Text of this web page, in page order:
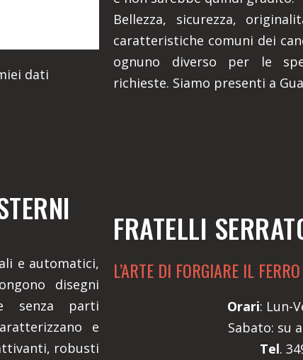
dati
Bellezza, sicurezza,
caratteristiche comuni dei
ognuno diverso per le
richieste. Siamo presenti a
e automatici,
disegni
senza parti
e
robusti
FRATELLI
L’ARTE DI FORGIARE IL FERRO
Orari: Lun-
Sabato: su
Tel.